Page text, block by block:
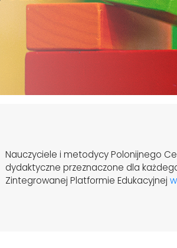
Nauczyciele i metodycy Polonijnego
dydaktyczne przeznaczone dla
Zintegrowanej Platformie Edukacyjnej